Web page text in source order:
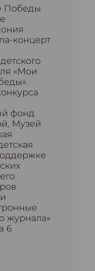
Победы
концерт
«Мои
фонд
Музей
журнала»
6